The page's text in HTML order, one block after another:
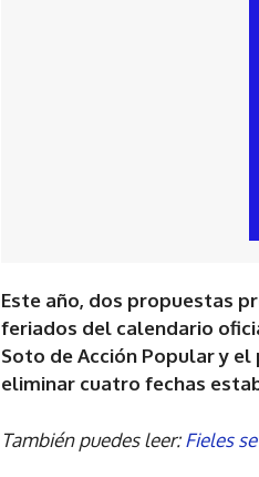
Este año, dos propuestas
feriados del calendario
Soto de Acción Popular y
eliminar cuatro fechas
También puedes leer:Fieles